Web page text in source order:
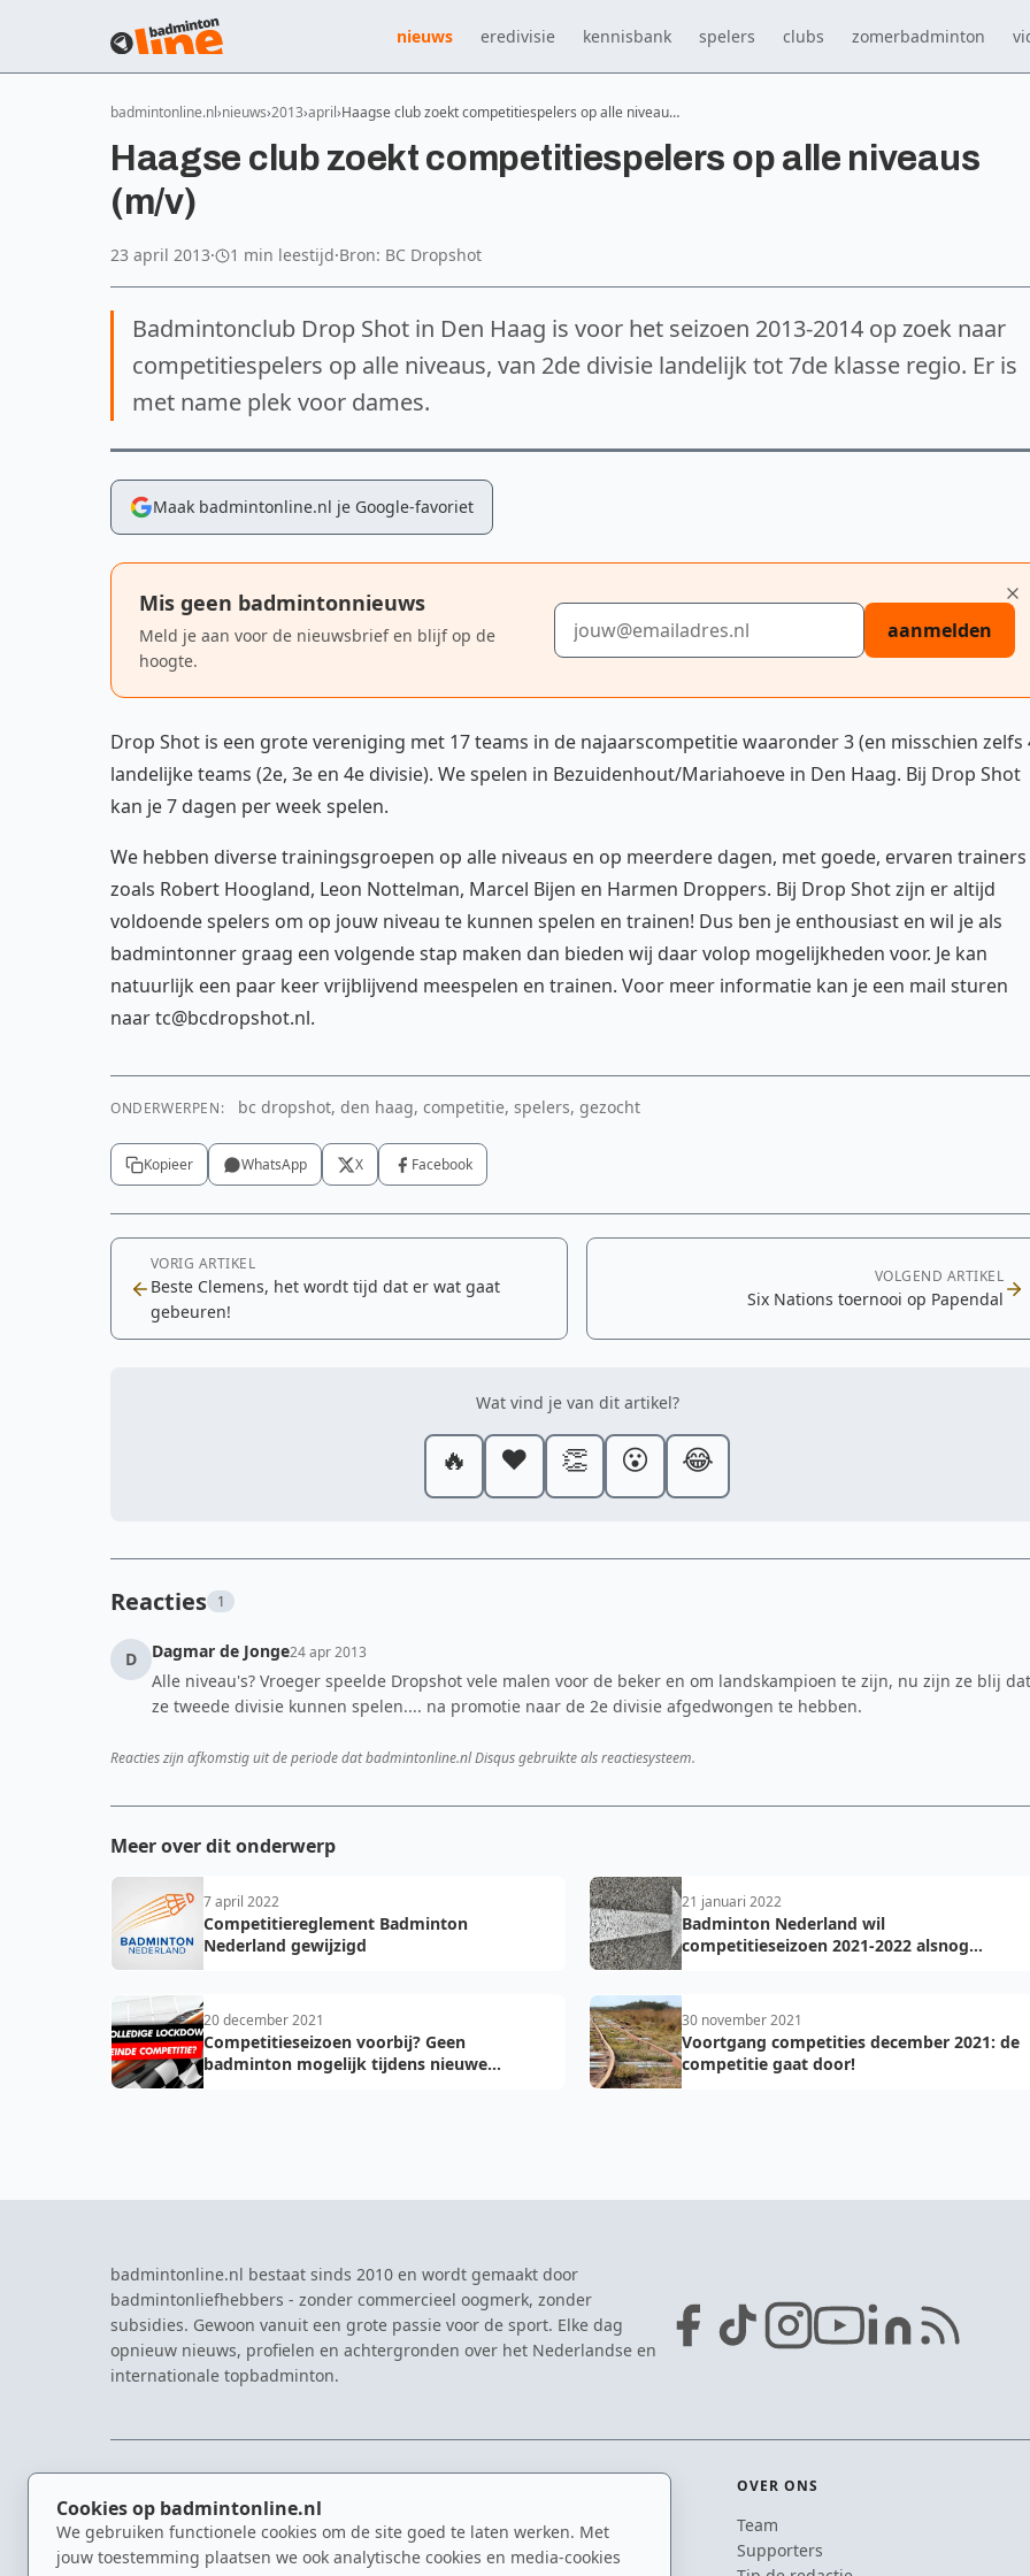
Cookies op badmintonline.nl
We gebruiken functionele cookies om de site goed te laten werken. Met
jouw toestemming plaatsen we ook analytische cookies en media-cookies
nieuws eredivisie kennisbank spelers clubs zomerbadminton
badmintonline.nl nieuws 2013 april Haagse club zoekt competitiespelers op alle niveau…
Haagse club zoekt competitiespelers op alle niveaus
(m/v)
23 april 2013· 1 min leestijd·Bron: BC Dropshot
Badmintonclub Drop Shot in Den Haag is voor het seizoen 2013-2014 op zoek naar
competitiespelers op alle niveaus, van 2de divisie landelijk tot 7de klasse regio. Er is
met name plek voor dames.
Maak badmintonline.nl je Google-favoriet
Mis geen badmintonnieuws
Meld je aan voor de nieuwsbrief en blijf op de
hoogte.
E-mailadres
aanmelden
Drop Shot is een grote vereniging met 17 teams in de najaarscompetitie waaronder 3 (en misschien zelfs
landelijke teams (2e, 3e en 4e divisie). We spelen in Bezuidenhout/Mariahoeve in Den Haag. Bij Drop Shot
kan je 7 dagen per week spelen.
We hebben diverse trainingsgroepen op alle niveaus en op meerdere dagen, met goede, ervaren trainers
zoals Robert Hoogland, Leon Nottelman, Marcel Bijen en Harmen Droppers. Bij Drop Shot zijn er altijd
voldoende spelers om op jouw niveau te kunnen spelen en trainen! Dus ben je enthousiast en wil je als
badmintonner graag een volgende stap maken dan bieden wij daar volop mogelijkheden voor. Je kan
natuurlijk een paar keer vrijblijvend meespelen en trainen. Voor meer informatie kan je een mail sturen
naar tc@bcdropshot.nl.
ONDERWERPEN: bc dropshot, den haag, competitie, spelers, gezocht
Kopieer WhatsApp X Facebook
VORIG ARTIKEL
Beste Clemens, het wordt tijd dat er wat gaat
gebeuren!
VOLGEND ARTIKEL
Six Nations toernooi op Papendal
Wat vind je van dit artikel?
🔥 ❤️ 👏 😮 😂
Reacties 1
D Dagmar de Jonge24 apr 2013
Alle niveau's? Vroeger speelde Dropshot vele malen voor de beker en om landskampioen te zijn, nu zijn ze blij dat
ze tweede divisie kunnen spelen.... na promotie naar de 2e divisie afgedwongen te hebben.
Reacties zijn afkomstig uit de periode dat badmintonline.nl Disqus gebruikte als reactiesysteem.
Meer over dit onderwerp
7 april 2022
Competitiereglement Badminton
Nederland gewijzigd
21 januari 2022
Badminton Nederland wil
competitieseizoen 2021-2022 alsnog
20 december 2021
Competitieseizoen voorbij? Geen
badminton mogelijk tijdens nieuwe
30 november 2021
Voortgang competities december 2021: de
competitie gaat door!
badmintonline.nl bestaat sinds 2010 en wordt gemaakt door
badmintonliefhebbers - zonder commercieel oogmerk, zonder
subsidies. Gewoon vanuit een grote passie voor de sport. Elke dag
opnieuw nieuws, profielen en achtergronden over het Nederlandse en
internationale topbadminton.
Nieuws
Kennisbank
Eredivisie
NK Badminton
OVER ONS
Team
Supporters